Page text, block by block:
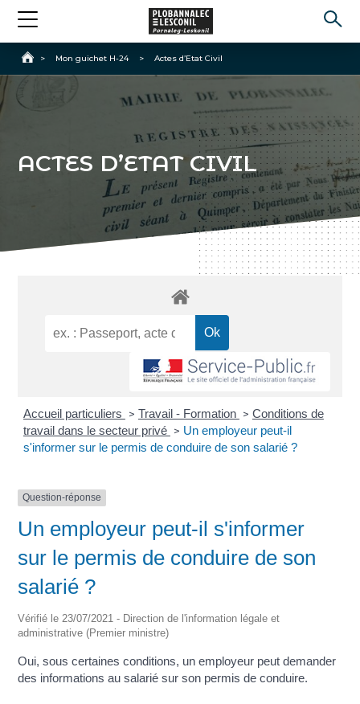
Accueil
> Mon guichet H-24 > Actes d’Etat Civil
ACTES D’ETAT CIVIL
Accueil particuliers > Travail - Formation > Conditions de
travail dans le secteur privé > Un employeur peut-il
s'informer sur le permis de conduire de son salarié ?
Question-réponse
Un employeur peut-il s'informer
sur le permis de conduire de son
salarié ?
Vérifié le 23/07/2021 - Direction de l'information légale et
administrative (Premier ministre)
Oui, sous certaines conditions, un employeur peut demander
des informations au salarié sur son permis de conduire.